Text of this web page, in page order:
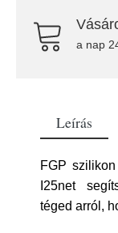
a nap
Leírás
FGP
I25net
téged arról,